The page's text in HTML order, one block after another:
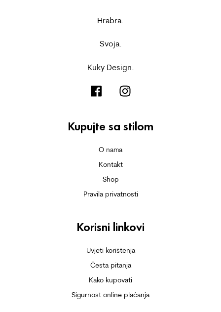
Hrabra.
Svoja.
Kuky Design.
Kupujte sa stilom
O nama
Kontakt
Shop
Pravila privatnosti
Korisni linkovi
Uvjeti korištenja
Česta pitanja
Kako kupovati
Sigurnost online plaćanja